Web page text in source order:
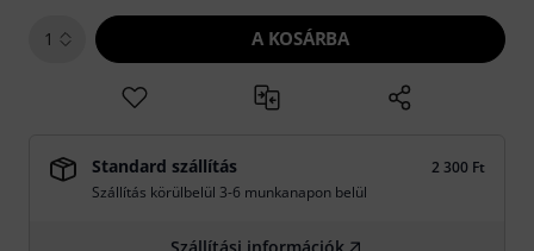
1 A KOSÁRBA
Standard szállítás
2 300 Ft
Szállítás körülbelül 3-6 munkanapon belül